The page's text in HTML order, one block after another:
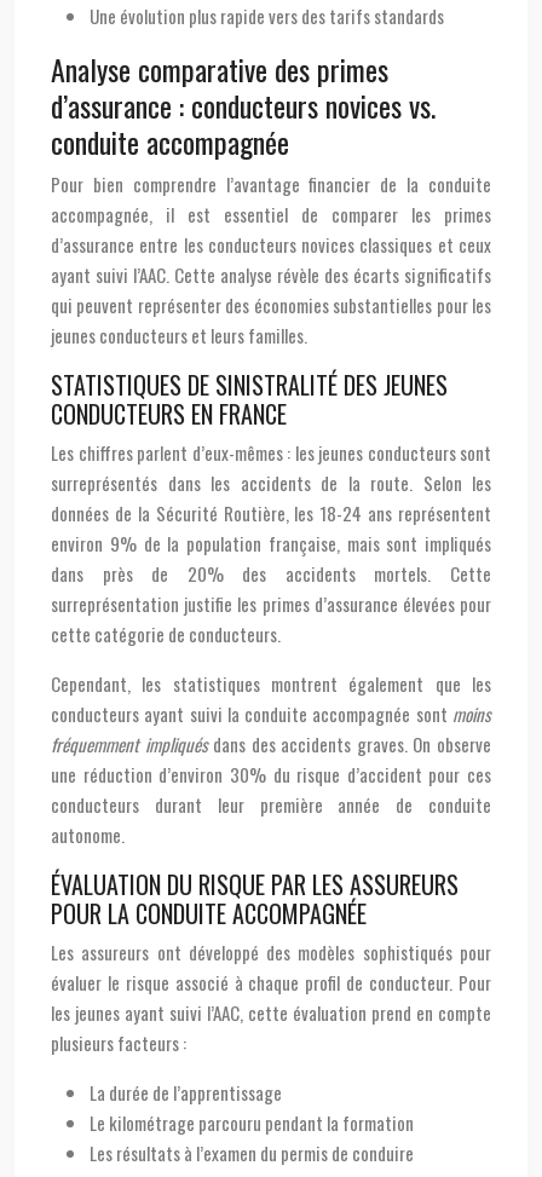
Une évolution plus rapide vers des tarifs standards
Analyse comparative des primes
d’assurance : conducteurs novices vs.
conduite accompagnée
Pour bien comprendre l’avantage financier de la conduite
accompagnée, il est essentiel de comparer les primes
d’assurance entre les conducteurs novices classiques et ceux
ayant suivi l’AAC. Cette analyse révèle des écarts significatifs
qui peuvent représenter des économies substantielles pour les
jeunes conducteurs et leurs familles.
STATISTIQUES DE SINISTRALITÉ DES JEUNES
CONDUCTEURS EN FRANCE
Les chiffres parlent d’eux-mêmes : les jeunes conducteurs sont
surreprésentés dans les accidents de la route. Selon les
données de la Sécurité Routière, les 18-24 ans représentent
environ 9% de la population française, mais sont impliqués
dans près de 20% des accidents mortels. Cette
surreprésentation justifie les primes d’assurance élevées pour
cette catégorie de conducteurs.
Cependant, les statistiques montrent également que les
conducteurs ayant suivi la conduite accompagnée sont moins
fréquemment impliquésdans des accidents graves. On observe
une réduction d’environ 30% du risque d’accident pour ces
conducteurs durant leur première année de conduite
autonome.
ÉVALUATION DU RISQUE PAR LES ASSUREURS
POUR LA CONDUITE ACCOMPAGNÉE
Les assureurs ont développé des modèles sophistiqués pour
évaluer le risque associé à chaque profil de conducteur. Pour
les jeunes ayant suivi l’AAC, cette évaluation prend en compte
plusieurs facteurs :
La durée de l’apprentissage
Le kilométrage parcouru pendant la formation
Les résultats à l’examen du permis de conduire